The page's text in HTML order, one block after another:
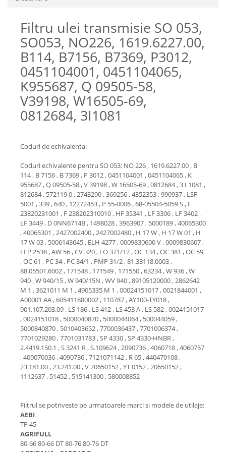
Etrieri
Pompa de frana - cilindru de frana
Frana utilaje
Supapa franare
Kit reparatii
Cabluri frana
Rezervor lichid de frana
Lichid de frana
Antigel frane
Sepci
Garnituri utilaje
Siguranta
Abtibilduri - Etichete
Girofar
Piese electrice
Cabluri si mufe
Mufe si pini
Piese contact
Contactor 12V
Contactoare 24V
Contactoare 48V
Motoare electrice
Placa electronica
Contact general - Ciuperca
Pedala
Sigurante
Becuri indicatoare
Potentiometre
Senzori de unghi
Bobina solenoid
Bobina 24V
Piese Same
Piese Renault
Piese Hurlimann
Piese Zetor
Piese Weidemann
Piese Ausa
Piese Sennebogen
Piese Timberjack
Piese Valmet Valtra
Piese Vogele
Piese Yuchai
Piese Zeppelin
Piese Schaeff
Piese Putzmeister
Piese Mitsubishi
Piese Matbro
Piese Lindner
Piese Kramer
Piese Kaiser
Piese Jacobsen
Piese Ingersoll Rand
Piese Hanomag
Piese Goldoni
Piese Furukawa
Piese Ford
Piese Ferrari
Filtru ulei transmisie SO 053,
SO053, NO226, 1619.6227.00,
B114, B7156, B7369, P3012,
0451104001, 0451104065,
K955687, Q 09505-58,
V39198, W16505-69,
0812684, 3I1081
Coduri de echivalenta:
Coduri echivalente pentru SO 053: NO 226 , 1619.6227.00 , B
114 , B 7156 , B 7369 , P 3012 , 0451104001 , 0451104065 , K
955687 , Q 09505-58 , V 39198 , W 16505-69 , 0812684 , 3 I 1081 ,
812684 , 572119.0 , 2743290 , 369256 , 4352353 , 990937 , LSF
5001 , 339 , 640 , 12272453 , P 55-0006 , 68-05504-5059 S , F
23820231001 , F 238202310010 , HF 35341 , LF 3306 , LF 3402 ,
LF 3449 , D 0NN6714B , 1498028 , 3963907 , 5000189 , 40065300
, 40065301 , 2427002400 , 2427002480 , H 17 W , H 17 W 01 , H
17 W 03 , 5006143645 , ELH 4277 , 0009830600 V , 0009830607 ,
LFP 2538 , AW 56 , CV 320 , FO 371/12 , OC 134 , OC 381 , OC 59
, OC 61 , PC 34 , PC 34/1 , PMP 31/2 , 81.33118.0003 ,
88.05501.6002 , 171548 , 171549 , 171550 , 63234 , W 936 , W
940 , W 940/15 , W 940/15N , WV 940 , 89105120000 , 2862642
M 1 , 3621011 M 1 , 4905335 M 1 , 00024151017 , 0021844001 ,
A00001 AA , 605411880002 , 110787 , AY100-TY018 ,
901.107.203.09 , LS 186 , LS 412 , LS 453 A , LS 582 , 0024151017
, 0024151018 , 5000040870 , 5000044064 , 500044059 ,
5000840870 , 5010403652 , 7700036437 , 7701006374 ,
7701029280 , 7701031783 , SP 4330 , SP 4330-HNBR ,
2.4419.150.1 , S 3241 R , S.109624 , 2090736 , 4060718 , 4060757
, 409070036 , 4090736 , 7121071142 , R 65 , 440470108 ,
23.181.00 , 23.241.00 , V 20650152 , YT 0152 , 20650152 ,
1112637 , 51452 , 515141300 , 580008852
Filtrul se potriveste pe urmatoarele marci si modele de utilaje:
AEBI
TP 45
AGRIFULL
80-66 80-66 DT 80-76 80-76 DT